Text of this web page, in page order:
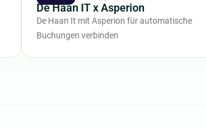
De Haan IT x Asperion
De Haan It mit Asperion für automatische
Buchungen verbinden